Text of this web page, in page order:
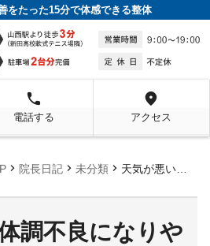
をたった15分で体感できる整体
local_phone
電話する
location_on
アクセス
chevron_right 院長日記 chevron_right 未分類 chevron_right 天気が悪い体調不良になりやすい。
調不良になりや